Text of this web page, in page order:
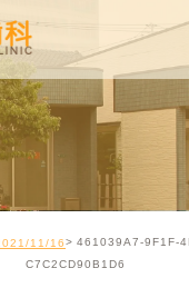
11/16
461039A7-9F1F-
C7C2CD90B1D6